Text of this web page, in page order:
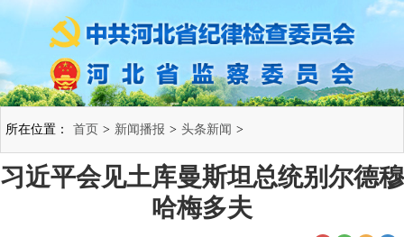
所在位置： 首页 > 新闻播报 > 头条新闻 >
习近平会见土库曼斯坦总统别尔德穆
哈梅多夫